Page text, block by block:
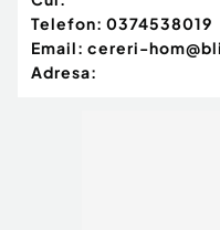
Telefon: 0374538019
Email: cereri-
Adresa: